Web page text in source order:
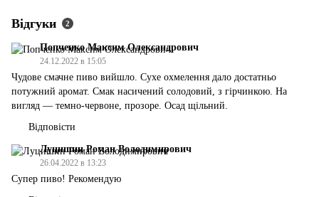
Відгуки 2
Попченко Максим Олександрович
24.12.2022 в 15:05
Чудове смачне пиво вийшло. Сухе охмелення дало достатньо
потужний аромат. Смак насичений солодовий, з гірчинкою. На
вигляд — темно-червоне, прозоре. Осад щільний.
Відповісти
Луцишин Роман Володимирович
26.04.2022 в 13:23
Супер пиво! Рекомендую